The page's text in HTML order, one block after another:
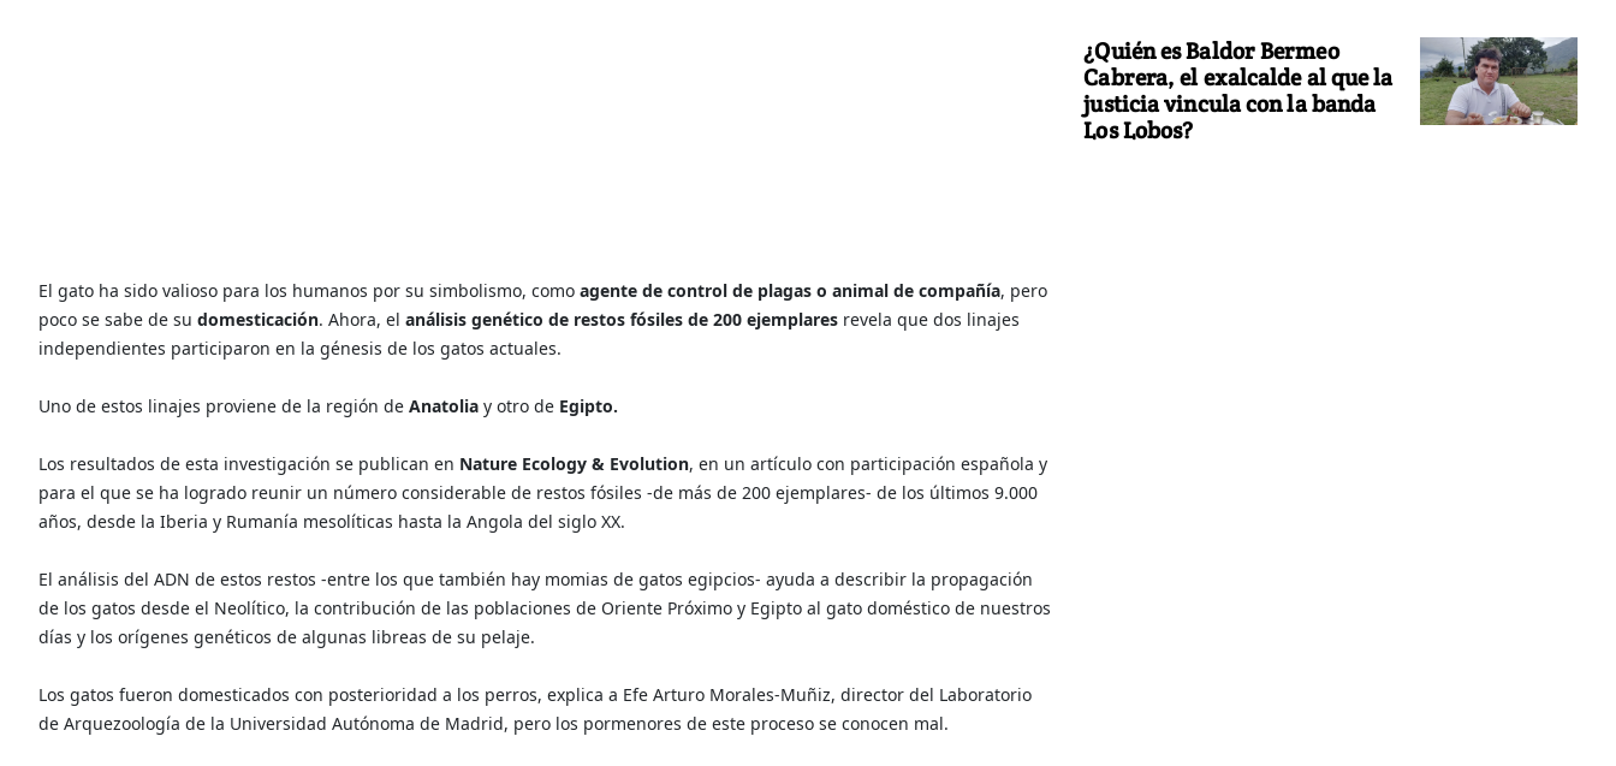
El gato ha sido valioso para los humanos por su simbolismo, como agente de control de plagas o animal de compañía, pero
poco se sabe de su domesticación. Ahora, el análisis genético de restos fósiles de 200 ejemplares revela que dos linajes
independientes participaron en la génesis de los gatos actuales.
Uno de estos linajes proviene de la región de Anatolia y otro de Egipto.
Los resultados de esta investigación se publican en Nature Ecology & Evolution, en un artículo con participación española y
para el que se ha logrado reunir un número considerable de restos fósiles -de más de 200 ejemplares- de los últimos 9.000
años, desde la Iberia y Rumanía mesolíticas hasta la Angola del siglo XX.
El análisis del ADN de estos restos -entre los que también hay momias de gatos egipcios- ayuda a describir la propagación
de los gatos desde el Neolítico, la contribución de las poblaciones de Oriente Próximo y Egipto al gato doméstico de nuestros
días y los orígenes genéticos de algunas libreas de su pelaje.
Los gatos fueron domesticados con posterioridad a los perros, explica a Efe Arturo Morales-Muñiz, director del Laboratorio
de Arquezoología de la Universidad Autónoma de Madrid, pero los pormenores de este proceso se conocen mal.
¿Quién es Baldor Bermeo
Cabrera, el exalcalde al que la
justicia vincula con la banda
Los Lobos?